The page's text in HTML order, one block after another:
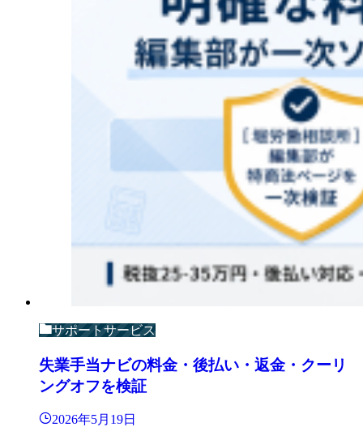
サポートサービス
失業手当ナビの料金・後払い・返金・クーリ
ングオフを検証
2026年5月19日